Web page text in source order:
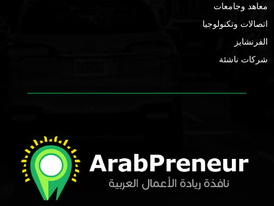
معاهد وجامعات
اتصالات وتكنولوجيا
الفرنشايز
شركات ناشئة